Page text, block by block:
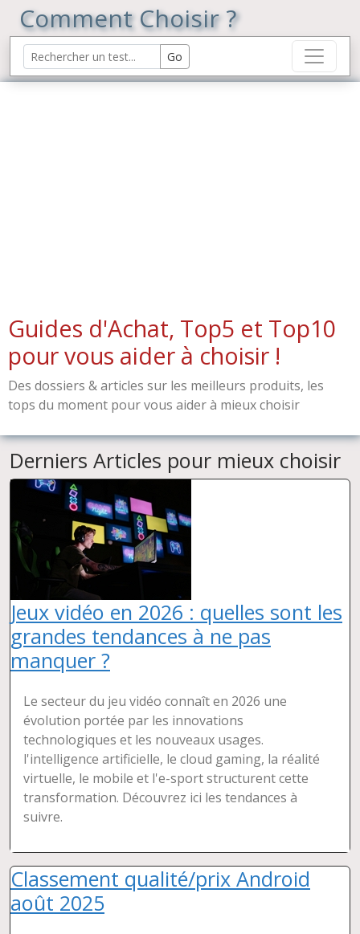
Comment Choisir ?
Guides d'Achat, Top5 et Top10
pour vous aider à choisir !
Des dossiers & articles sur les meilleurs produits, les
tops du moment pour vous aider à mieux choisir
Derniers Articles pour mieux choisir
Jeux vidéo en 2026 : quelles sont les
grandes tendances à ne pas
manquer ?
Le secteur du jeu vidéo connaît en 2026 une
évolution portée par les innovations
technologiques et les nouveaux usages.
l'intelligence artificielle, le cloud gaming, la réalité
virtuelle, le mobile et l'e-sport structurent cette
transformation. Découvrez ici les tendances à
suivre.
Classement qualité/prix Android
août 2025